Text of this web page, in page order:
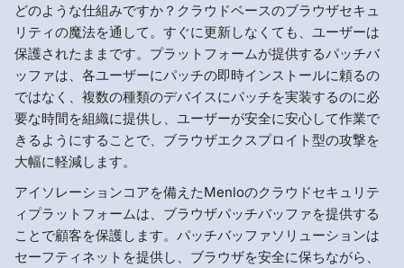
どのような仕組みですか？クラウドベースのブラウザセキュ
リティの魔法を通して。すぐに更新しなくても、ユーザーは
保護されたままです。プラットフォームが提供するパッチバ
ッファは、各ユーザーにパッチの即時インストールに頼るの
ではなく、複数の種類のデバイスにパッチを実装するのに必
要な時間を組織に提供し、ユーザーが安全に安心して作業で
きるようにすることで、ブラウザエクスプロイト型の攻撃を
大幅に軽減します。
アイソレーションコアを備えたMenloのクラウドセキュリテ
ィプラットフォームは、ブラウザパッチバッファを提供する
ことで顧客を保護します。パッチバッファソリューションは
セーフティネットを提供し、ブラウザを安全に保ちながら、